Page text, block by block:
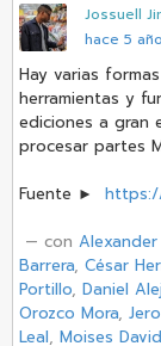
Jossuell
hace 5
Hay varias
herramientas y
ediciones a gran
procesar partes
Fuente ►
‏ — con
Barrera, César
Portillo, Daniel
Orozco Mora,
Leal, Moises